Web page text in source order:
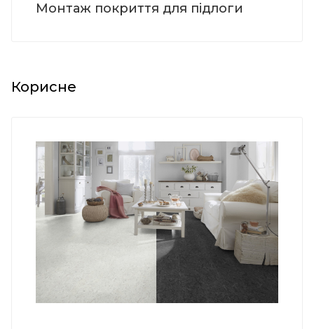
Монтаж покриття для підлоги
Корисне